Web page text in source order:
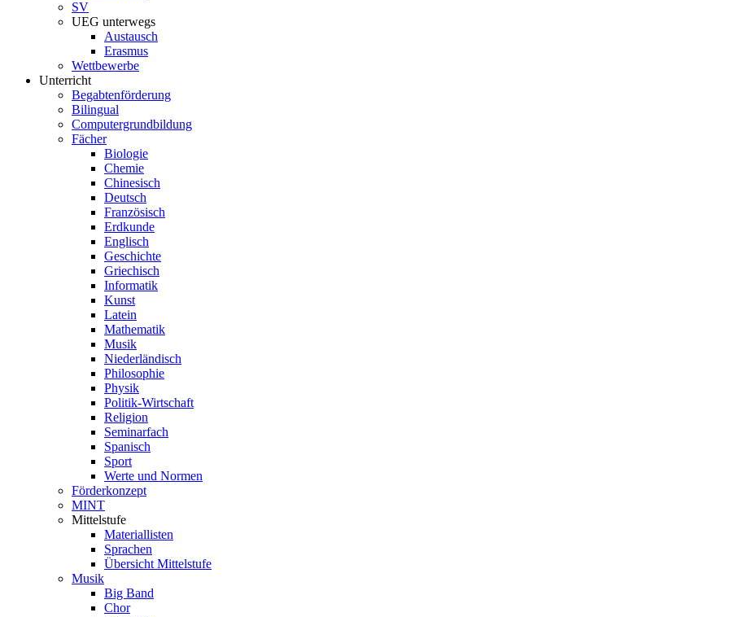
SV
UEG unterwegs
Austausch
Erasmus
Wettbewerbe
Unterricht
Begabtenförderung
Bilingual
Computergrundbildung
Fächer
Biologie
Chemie
Chinesisch
Deutsch
Französisch
Erdkunde
Englisch
Geschichte
Griechisch
Informatik
Kunst
Latein
Mathematik
Musik
Niederländisch
Philosophie
Physik
Politik-Wirtschaft
Religion
Seminarfach
Spanisch
Sport
Werte und Normen
Förderkonzept
MINT
Mittelstufe
Materiallisten
Sprachen
Übersicht Mittelstufe
Musik
Big Band
Chor